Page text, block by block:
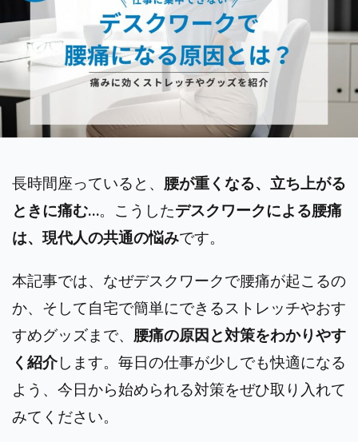
長時間座っていると、 腰が重くなる、立ち上がる
ときに痛む…。こうしたデスクワークによる腰痛
は、現代人の共通の悩みです。
本記事では、なぜデスクワークで腰痛が起こるの
か、そして自宅で簡単にできるストレッチやおす
すめグッズまで、 腰痛の原因と対策をわかりやす
く紹介します。毎日の仕事が少しでも快適になる
よう、今日から始められる対策をぜひ取り入れて
みてください。